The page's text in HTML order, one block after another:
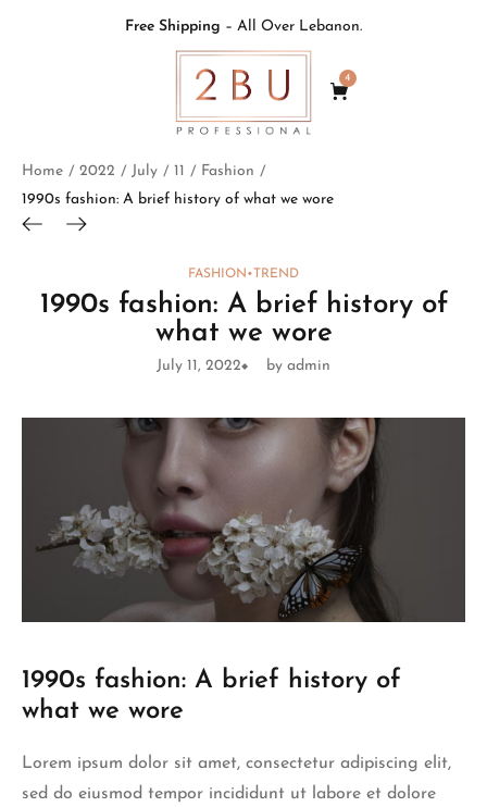
Free Shipping – All Over Lebanon.
4
Home / 2022 / July / 11 / Fashion /
1990s fashion: A brief history of what we wore
FASHION •TREND
1990s fashion: A brief history of
what we wore
July 11, 2022 by admin
1990s fashion: A brief history of
what we wore
Lorem ipsum dolor sit amet, consectetur adipiscing elit,
sed do eiusmod tempor incididunt ut labore et dolore